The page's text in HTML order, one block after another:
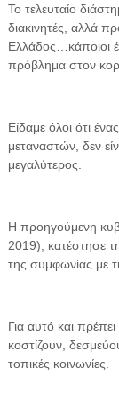
Το τελευταίο
διακινητές, αλλά
Ελλάδος…κάποιοι
πρόβλημα στον
Είδαμε όλοι ότι
μεταναστών, δεν
μεγαλύτερος.
Η προηγούμενη
2019), κατέστησε
της συμφωνίας με
Για αυτό και
κοστίζουν,
τοπικές κοινωνίες.